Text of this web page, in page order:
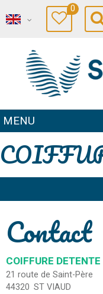
0
MENU
Contact
COIFFURE DETENTE
21 route de Saint-Père
44320 ST VIAUD